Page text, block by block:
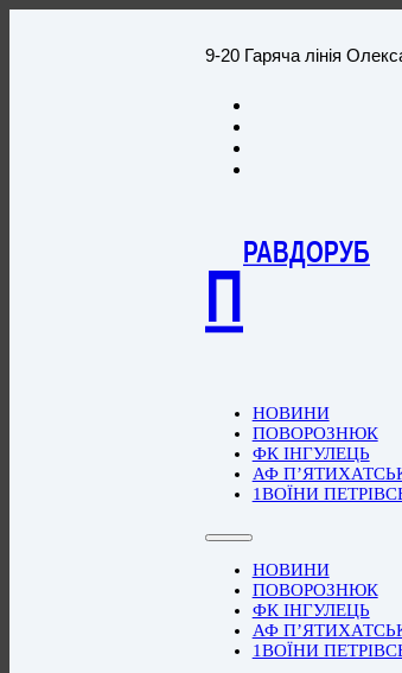
9-20 Гаряча лінія
П
РАВДОРУБ
НОВИНИ
ПОВОРОЗНЮК
ФК ІНГУЛЕЦЬ
АФ
1ВОЇНИ
НОВИНИ
ПОВОРОЗНЮК
ФК ІНГУЛЕЦЬ
АФ
1ВОЇНИ